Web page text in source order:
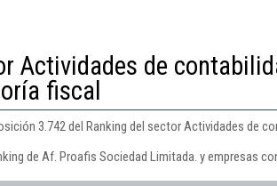
Actividades de
fiscal
3.742 del Ranking del sector Actividades de
de Af. Proafis Sociedad Limitada. y empresas